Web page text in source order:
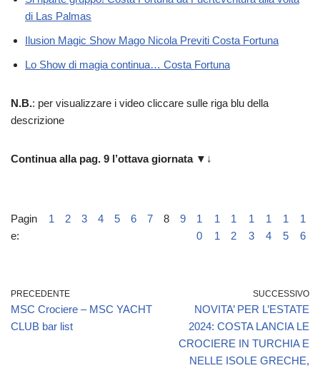
di Las Palmas
Ilusion Magic Show Mago Nicola Previti Costa Fortuna
Lo Show di magia continua… Costa Fortuna
N.B.: per visualizzare i video cliccare sulle riga blu della
descrizione
Continua alla pag. 9 l’ottava giornata ▼↓
Pagin
e:
1 2 3 4 5 6 7 8 9
1
0
1
1
1
2
1
3
1
4
1
5
1
6
PRECEDENTE
MSC Crociere – MSC YACHT
CLUB bar list
SUCCESSIVO
NOVITA’ PER L’ESTATE
2024: COSTA LANCIA LE
CROCIERE IN TURCHIA E
NELLE ISOLE GRECHE,